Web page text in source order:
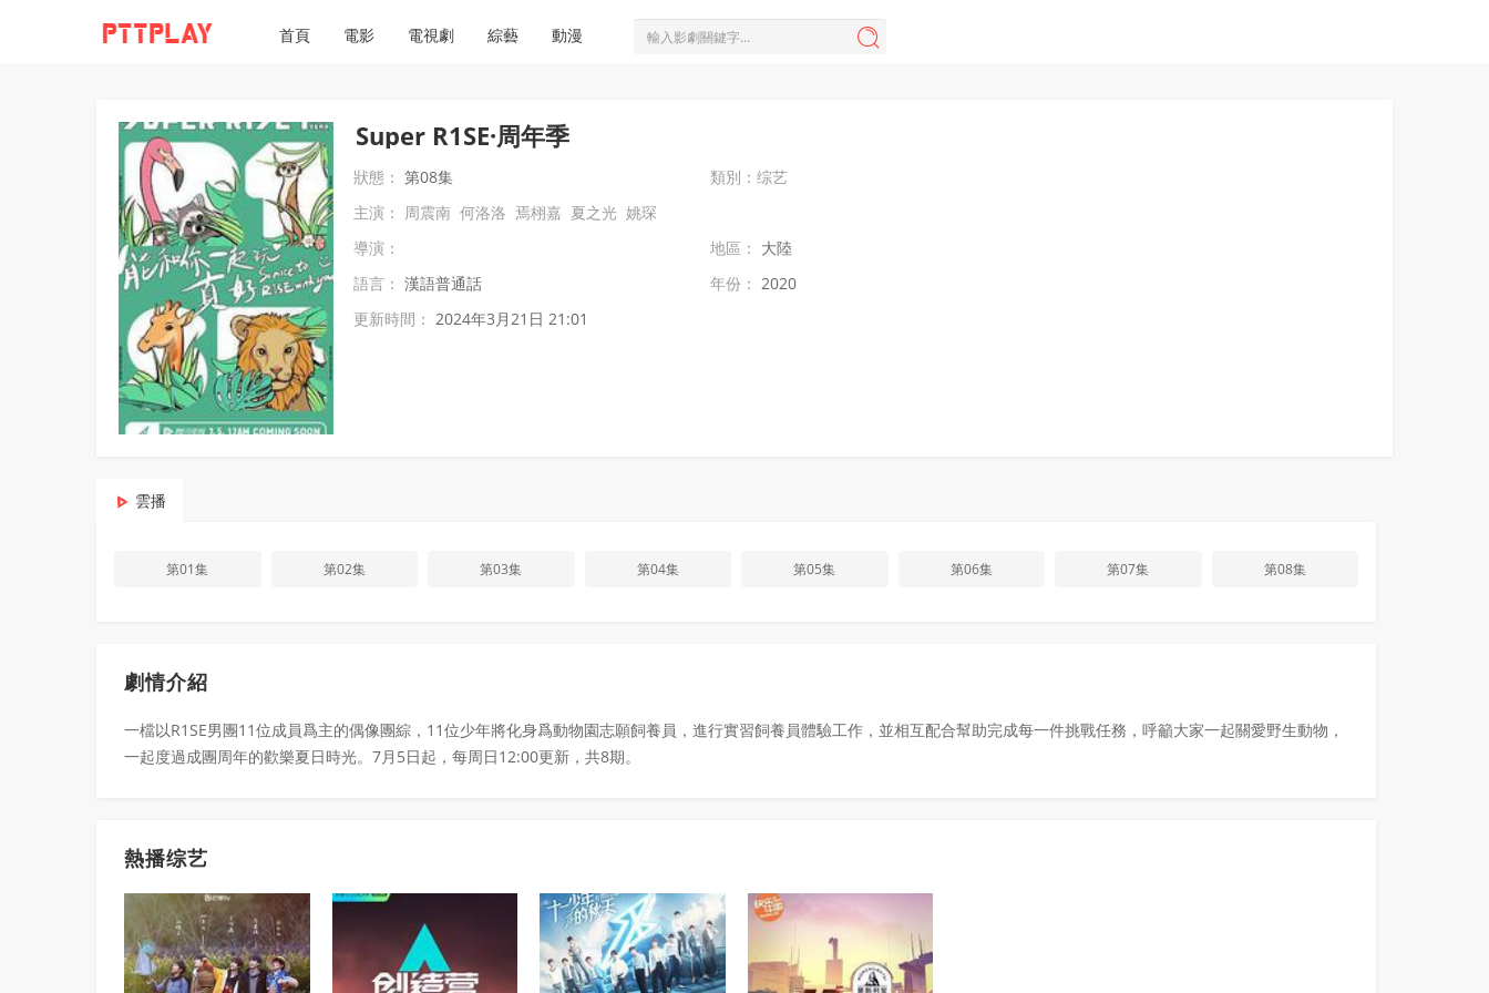
首頁 電影 電視劇 綜藝 動漫 
Super R1SE·周年季
狀態： 第08集 類別： 综艺
主演： 周震南 何洛洛 焉栩嘉 夏之光 姚琛
導演：
地區： 大陸
語言： 漢語普通話 年份： 2020
更新時間： 2024年3月21日 21:01
雲播
第01集 第02集 第03集 第04集 第05集 第06集 第07集 第08集
劇情介紹
一檔以R1SE男團11位成員爲主的偶像團綜，11位少年將化身爲動物園志願飼養員，進行實習飼養員體驗工作，並相互配合幫助完成每一件挑戰任務，呼籲大家一起關愛野生動物，
一起度過成團周年的歡樂夏日時光。7月5日起，每周日12:00更新，共8期。
熱播综艺